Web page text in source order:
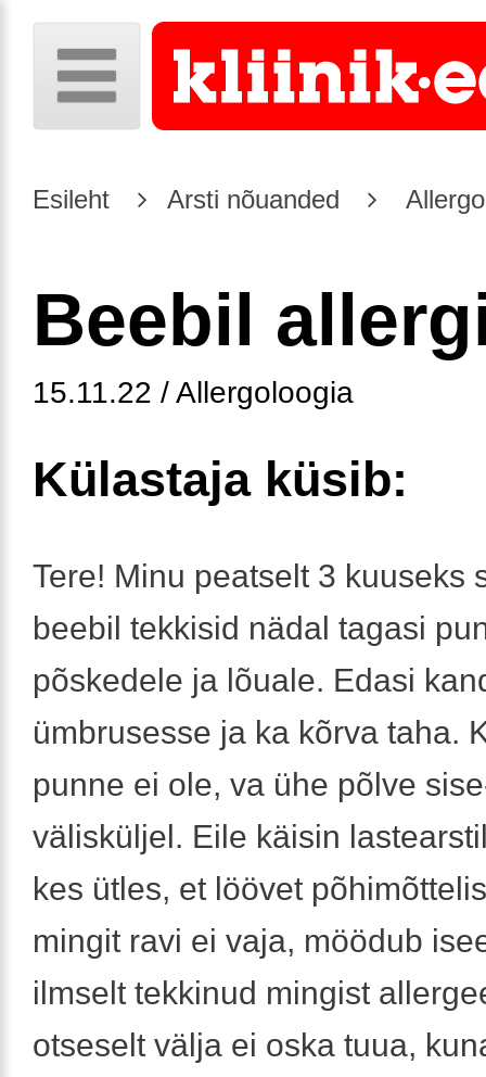
Esileht Arsti nõuanded
Beebil
15.11.22 / Allergoloogia
Külastaja küsib:
Tere! Minu peatselt 3 kuuseks
beebil tekkisid nädal tagasi
põskedele ja lõuale. Edasi
ümbrusesse ja ka kõrva taha.
punne ei ole, va ühe põlve
välisküljel. Eile käisin
kes ütles, et löövet
mingit ravi ei vaja, möödub
ilmselt tekkinud mingist
otseselt välja ei oska tuua,